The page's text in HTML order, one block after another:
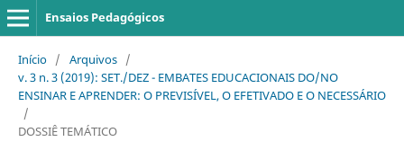
Ensaios Pedagógicos
Início / Arquivos /
v. 3 n. 3 (2019): SET./DEZ - EMBATES EDUCACIONAIS DO/NO
ENSINAR E APRENDER: O PREVISÍVEL, O EFETIVADO E O NECESSÁRIO
/
DOSSIÊ TEMÁTICO